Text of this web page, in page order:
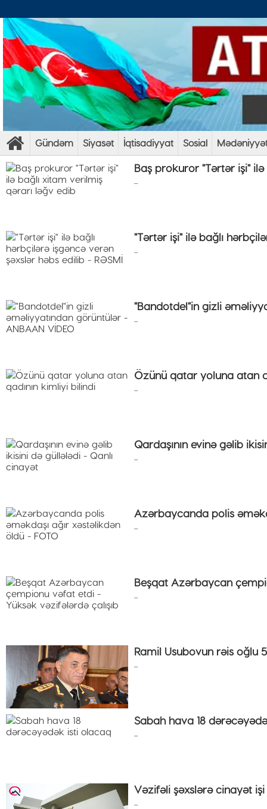
Gündəm Siyasət İqtisadiyyat Sosial
Baş prokuror "Tərtər işi"
"Tərtər işi" ilə bağlı
"Bandotdel"in gizli
Özünü qatar yoluna atan
Qardaşının evinə gəlib
Azərbaycanda polis
Beşqat Azərbaycan
Ramil Usubovun rəis oğlu
Sabah hava 18
Vəzifəli şəxslərə cinayət işi